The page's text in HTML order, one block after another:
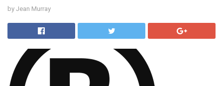
by Jean Murray